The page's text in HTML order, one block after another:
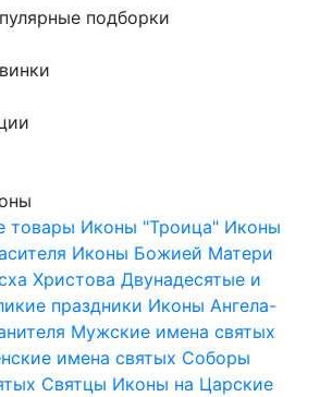
подборки
товары Иконы "Троица" Иконы
Иконы Божией Матери
Христова Двунадесятые и
праздники Иконы Ангела-
Мужские имена святых
имена святых Соборы
Святцы Иконы на Царские